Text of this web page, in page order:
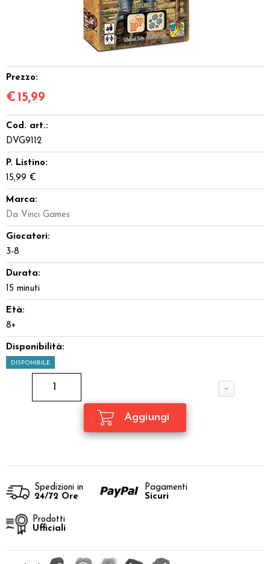
Giocattoli e Gadget
Prezzo:
€ 15,99
Cod. art.:
DVG9112
P. Listino:
15,99 €
Marca:
Da Vinci Games
Giocatori:
3-8
Durata:
15 minuti
Età:
8+
Disponibilità:
DISPONIBILE
Spedizioni in
24/72 Ore
Pagamenti
Sicuri
Prodotti
Ufficiali